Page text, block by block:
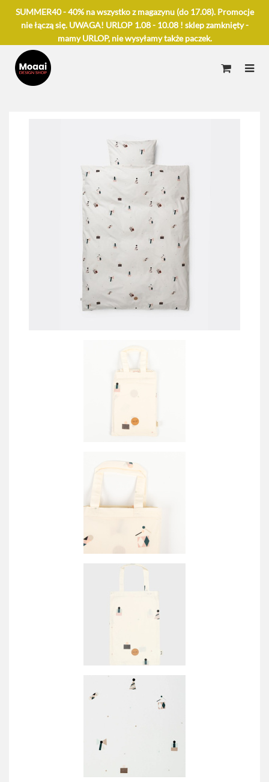
SUMMER40 - 40% na wszystko z magazynu (do 17.08). Promocje
nie łączą się. UWAGA! URLOP 1.08 - 10.08 ! sklep zamknięty -
mamy URLOP, nie wysyłamy także paczek.